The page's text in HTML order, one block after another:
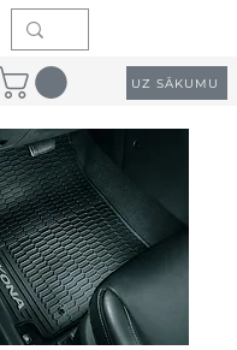
UZ SĀKUMU